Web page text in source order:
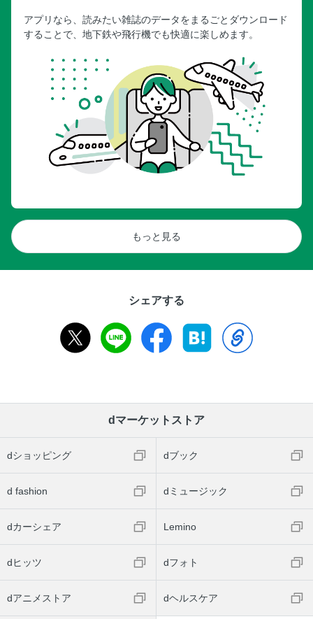
アプリなら、読みたい雑誌のデータをまるごとダウンロード
することで、地下鉄や飛行機でも快適に楽しめます。
もっと見る
シェアする
dマーケットストア
dショッピング dブック
d fashion dミュージック
dカーシェア Lemino
dヒッツ dフォト
dアニメストア dヘルスケア